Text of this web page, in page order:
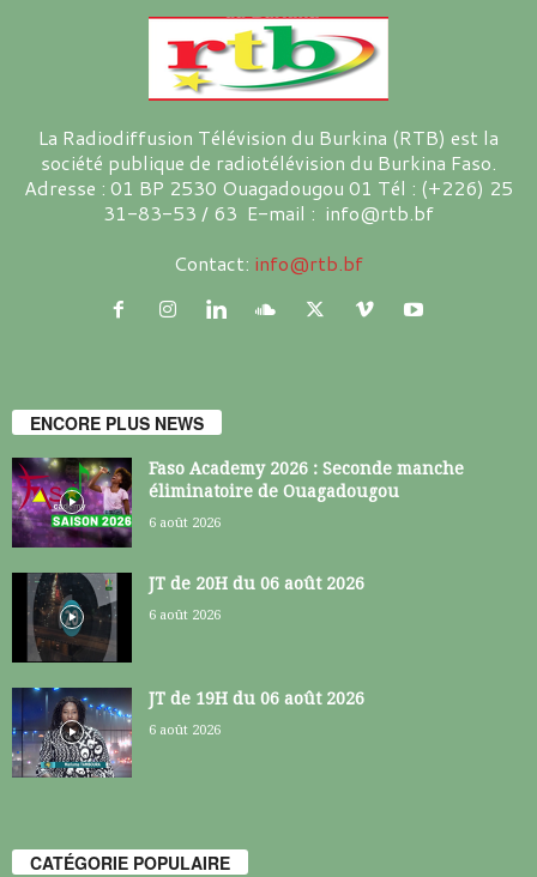
La Radiodiffusion Télévision du Burkina (RTB) est la
société publique de radiotélévision du Burkina Faso.
Adresse : 01 BP 2530 Ouagadougou 01 Tél : (+226) 25
31-83-53 / 63 E-mail : info@rtb.bf
Contact: info@rtb.bf
ENCORE PLUS NEWS
Faso Academy 2026 : Seconde manche
éliminatoire de Ouagadougou
6 août 2026
JT de 20H du 06 août 2026
6 août 2026
JT de 19H du 06 août 2026
6 août 2026
CATÉGORIE POPULAIRE